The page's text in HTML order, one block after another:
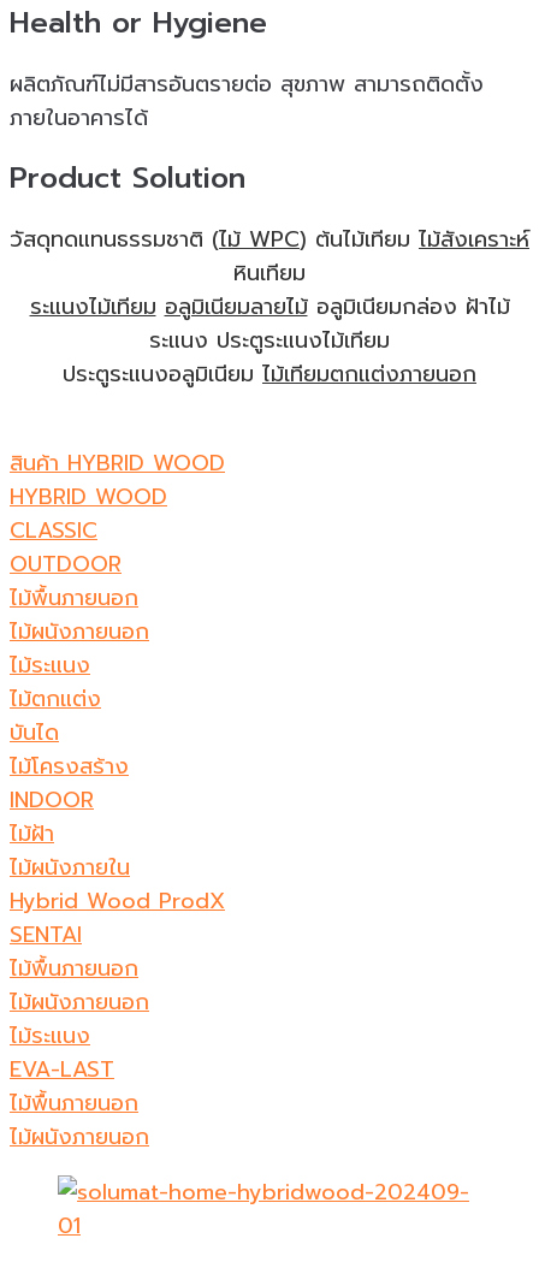
Health or Hygiene
ผลิตภัณฑ์ไม่มีสารอันตรายต่อ สุขภาพ สามารถติดตั้ง
ภายในอาคารได้
Product Solution
วัสดุทดแทนธรรมชาติ (ไม้ WPC) ต้นไม้เทียม ไม้สังเคราะห์
หินเทียม
ระแนงไม้เทียม อลูมิเนียมลายไม้อลูมิเนียมกล่อง ฝ้าไม้
ระแนง ประตูระแนงไม้เทียม
ประตูระแนงอลูมิเนียม ไม้เทียมตกแต่งภายนอก
สินค้า HYBRID WOOD
HYBRID WOOD
CLASSIC
OUTDOOR
ไม้พื้นภายนอก
ไม้ผนังภายนอก
ไม้ระแนง
ไม้ตกแต่ง
บันได
ไม้โครงสร้าง
INDOOR
ไม้ฝ้า
ไม้ผนังภายใน
Hybrid Wood ProdX
SENTAI
ไม้พื้นภายนอก
ไม้ผนังภายนอก
ไม้ระแนง
EVA-LAST
ไม้พื้นภายนอก
ไม้ผนังภายนอก